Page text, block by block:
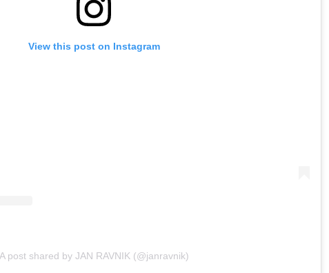
View this post on Instagram
A post shared by JAN RAVNIK (@janravnik)